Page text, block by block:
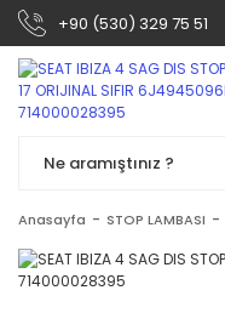
+90 (530) 329 75 51
Anasayfa STOP LAMBASI